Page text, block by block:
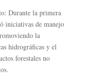
Durante la primera
iniciativas de manejo
la
hidrográficas y el
forestales no